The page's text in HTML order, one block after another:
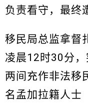
负责看守，最终
移民局总监拿督
凌晨12时30分
两间充作非法移
名孟加拉籍人士